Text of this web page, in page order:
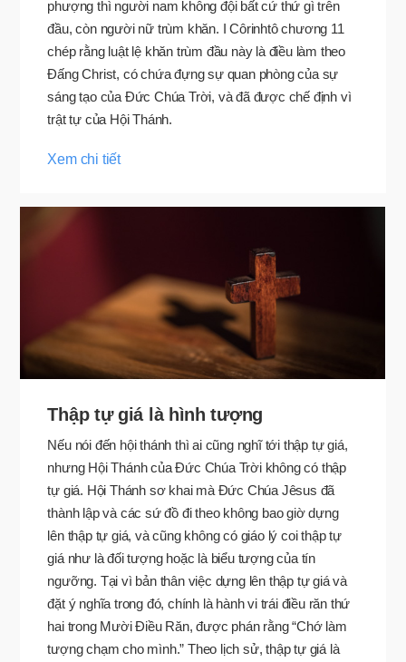
phượng thì người nam không đội bất cứ thứ gì trên
đầu, còn người nữ trùm khăn. I Côrinhtô chương 11
chép rằng luật lệ khăn trùm đầu này là điều làm theo
Đấng Christ, có chứa đựng sự quan phòng của sự
sáng tạo của Đức Chúa Trời, và đã được chế định vì
trật tự của Hội Thánh.
Xem chi tiết
Thập tự giá là hình tượng
Nếu nói đến hội thánh thì ai cũng nghĩ tới thập tự giá,
nhưng Hội Thánh của Đức Chúa Trời không có thập
tự giá. Hội Thánh sơ khai mà Đức Chúa Jêsus đã
thành lập và các sứ đồ đi theo không bao giờ dựng
lên thập tự giá, và cũng không có giáo lý coi thập tự
giá như là đối tượng hoặc là biểu tượng của tín
ngưỡng. Tại vì bản thân việc dựng lên thập tự giá và
đặt ý nghĩa trong đó, chính là hành vi trái điều răn thứ
hai trong Mười Điều Răn, được phán rằng “Chớ làm
tượng chạm cho mình.” Theo lịch sử, thập tự giá là